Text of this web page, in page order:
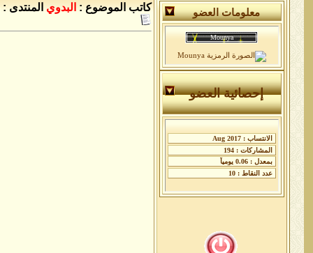
معلومات العضو
إحصائية العضو
كاتب الموضوع : البدوي المنتدى :